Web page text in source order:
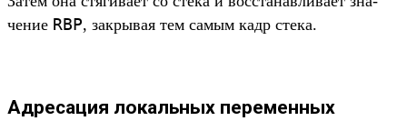
чение RBP, зак­рывая тем самым кадр сте­ка.
Адресация локальных переменных